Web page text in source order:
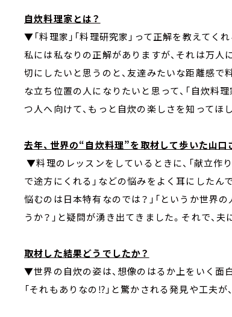
自炊料理家とは？
▼「料理家」「料理研究家」って正解を教えてく
私には私なりの正解がありますが、それは万
切にしたいと思うのと、友達みたいな距離感で
な立ち位置の人になりたいと思って、「自炊料
つ人へ向けて、もっと自炊の楽しさを知ってほ
去年、世界の“自炊料理”を取材して歩いた山口
▼料理のレッスンをしているときに、「献立作
で途方にくれる」などの悩みをよく耳にしたん
悩むのは日本特有なのでは？」「というか世界
うか？」と疑問が湧き出てきました。それで、
取材した結果どうでしたか？
▼世界の自炊の姿は、想像のはるか上をいく面
「それもありなの⁉」と驚かされる発見や工夫